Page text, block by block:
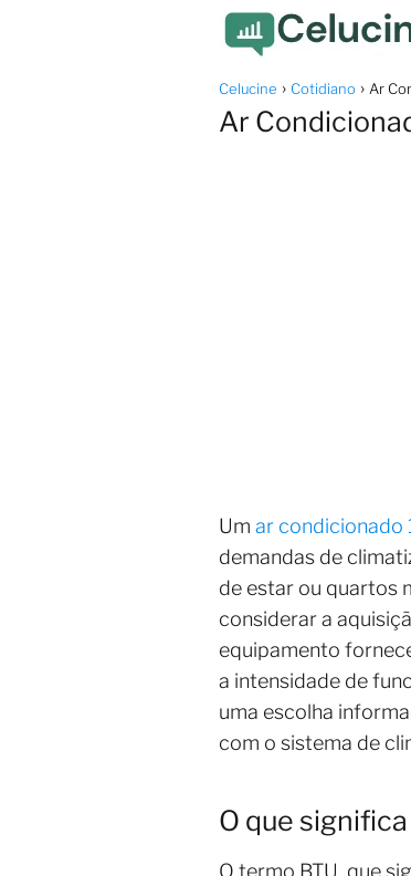
Celucine Cotidiano Ar
Ar
Um ar condicionado
demandas de
de estar ou quartos
considerar a
equipamento
a intensidade de
uma escolha
com o sistema de
O que
O termo BTU, que